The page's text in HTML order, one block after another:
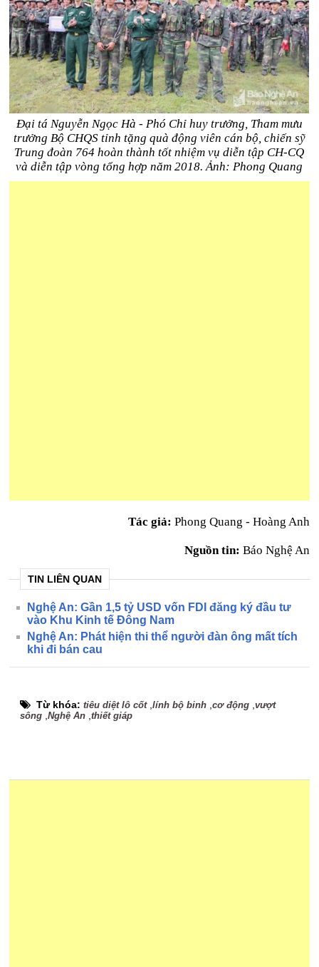
Đại tá Nguyễn Ngọc Hà - Phó Chỉ huy trưởng, Tham mưu
trưởng Bộ CHQS tỉnh tặng quà động viên cán bộ, chiến sỹ
Trung đoàn 764 hoàn thành tốt nhiệm vụ diễn tập CH-CQ
và diễn tập vòng tổng hợp năm 2018. Ảnh: Phong Quang
Tác giả: Phong Quang - Hoàng Anh
Nguồn tin: Báo Nghệ An
TIN LIÊN QUAN
Nghệ An: Gần 1,5 tỷ USD vốn FDI đăng ký đầu tư
vào Khu Kinh tế Đông Nam
Nghệ An: Phát hiện thi thể người đàn ông mất tích
khi đi bán cau
Từ khóa:tiêu diệt lô cốt,lính bộ binh ,cơ động ,vượt
sông ,Nghệ An ,thiết giáp